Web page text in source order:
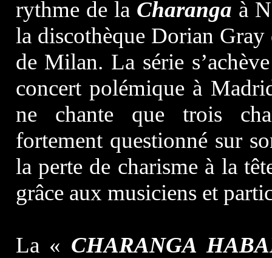
rythme de la Charanga à
la discothèque Dorian
de Milan. La série
concert polémique à
ne chante que trois
fortement questionné sur
la perte de charisme à la
grâce aux musiciens et
La « CHARANGA